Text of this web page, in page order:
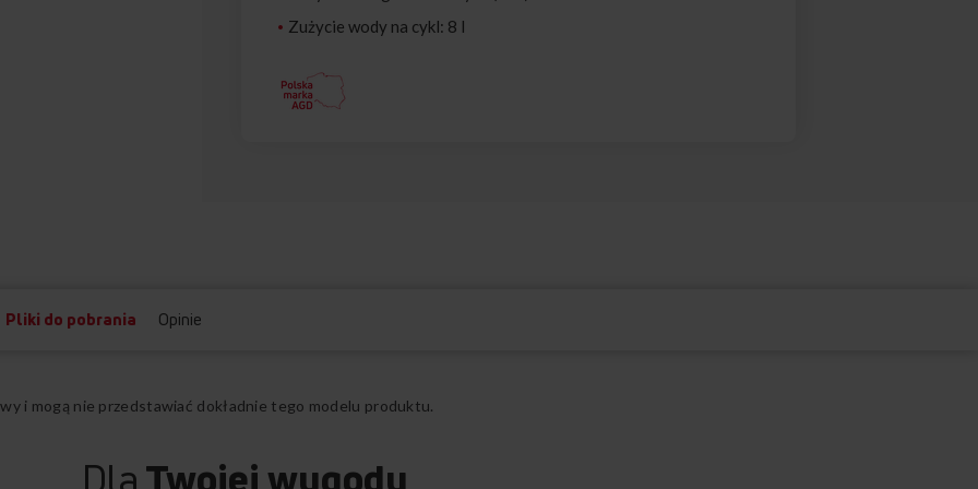
Zużycie wody na cykl: 8 l
Pliki do pobrania Opinie
i mogą nie przedstawiać dokładnie tego modelu produktu.